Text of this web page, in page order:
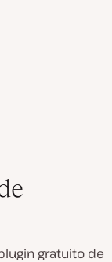
gratuito de